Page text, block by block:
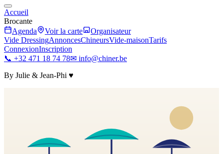
Accueil
Brocante
Agenda
Voir la carte
Organisateur
Vide DressingAnnoncesChineursVide-maisonTarifs
ConnexionInscription
📞 +32 471 18 74 78✉ info@chiner.be
By Julie & Jean-Phi ♥